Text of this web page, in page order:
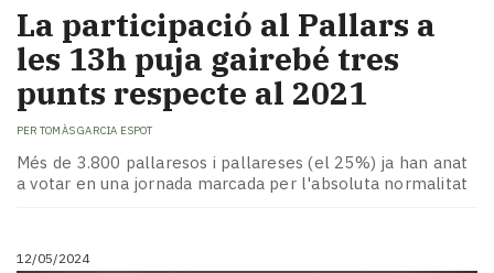
La participació al Pallars a
les 13h puja gairebé tres
punts respecte al 2021
PER TOMÀS GARCIA ESPOT
Més de 3.800 pallaresos i pallareses (el 25%) ja han anat
a votar en una jornada marcada per l'absoluta normalitat
12/05/2024